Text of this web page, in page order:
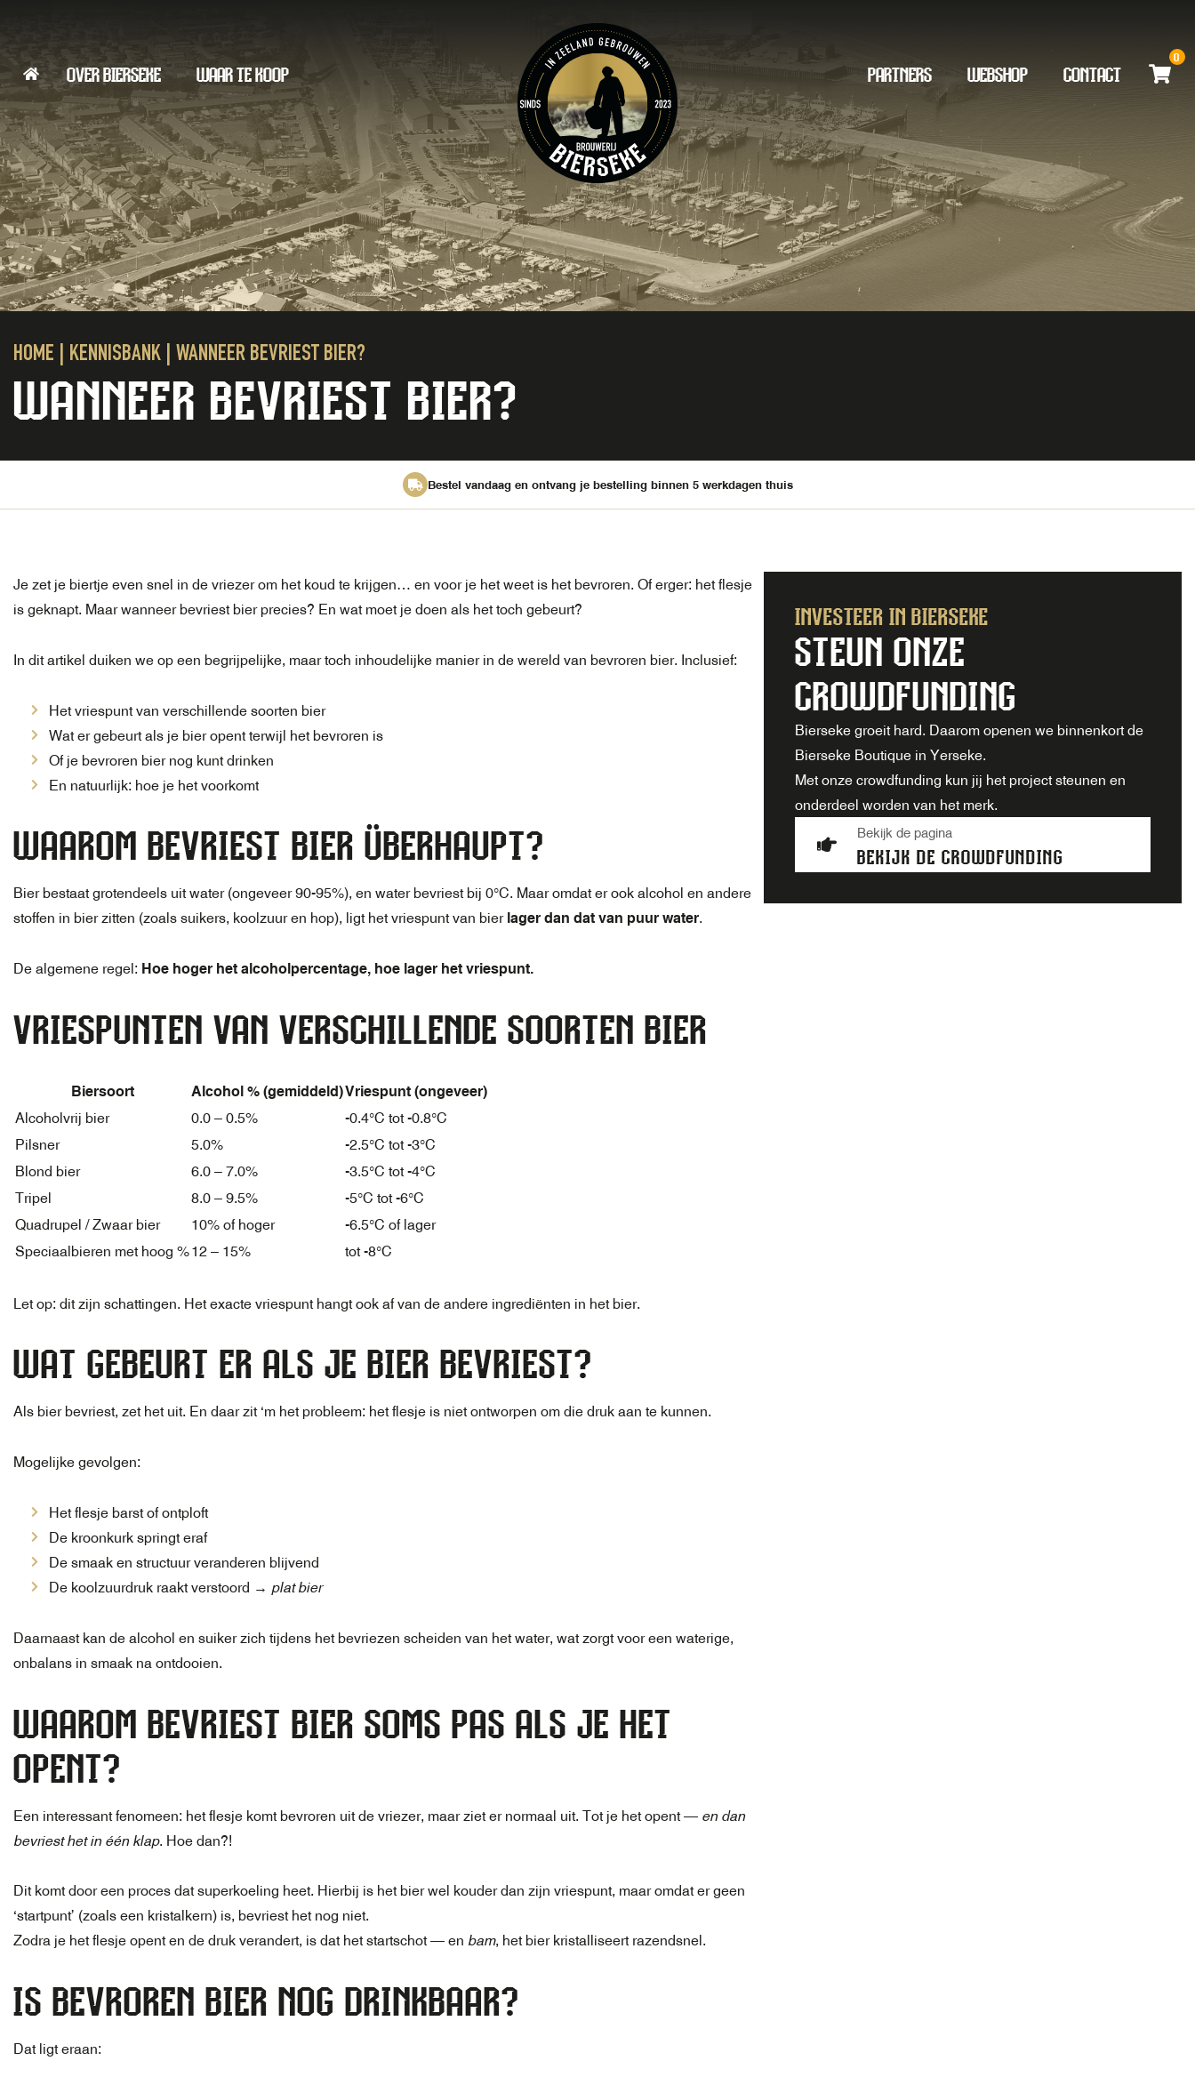
OVER BIERSEKE WAAR TE KOOP PARTNERS WEBSHOP CONTACT
0
HOME KENNISBANK WANNEER BEVRIEST BIER?
WANNEER BEVRIEST BIER?
Bestel vandaag en ontvang je bestelling binnen 5 werkdagen thuis
Je zet je biertje even snel in de vriezer om het koud te krijgen… en voor je het weet is het bevroren. Of erger: het flesje
is geknapt. Maar wanneer bevriest bier precies? En wat moet je doen als het toch gebeurt?
In dit artikel duiken we op een begrijpelijke, maar toch inhoudelijke manier in de wereld van bevroren bier. Inclusief:
Het vriespunt van verschillende soorten bier
Wat er gebeurt als je bier opent terwijl het bevroren is
Of je bevroren bier nog kunt drinken
En natuurlijk: hoe je het voorkomt
WAAROM BEVRIEST BIER ÜBERHAUPT?
Bier bestaat grotendeels uit water (ongeveer 90-95%), en water bevriest bij 0°C. Maar omdat er ook alcohol en andere
stoffen in bier zitten (zoals suikers, koolzuur en hop), ligt het vriespunt van bier lager dan dat van puur water.
De algemene regel: Hoe hoger het alcoholpercentage, hoe lager het vriespunt.
VRIESPUNTEN VAN VERSCHILLENDE SOORTEN BIER
Biersoort Alcohol % (gemiddeld)Vriespunt (ongeveer)
Alcoholvrij bier
0.0 – 0.5%
-0.4°C tot -0.8°C
Pilsner
5.0%
-2.5°C tot -3°C
Blond bier
6.0 – 7.0%
-3.5°C tot -4°C
Tripel
8.0 – 9.5%
-5°C tot -6°C
Quadrupel / Zwaar bier
10% of hoger
-6.5°C of lager
Speciaalbieren met hoog %12 – 15% tot -8°C
Let op: dit zijn schattingen. Het exacte vriespunt hangt ook af van de andere ingrediënten in het bier.
WAT GEBEURT ER ALS JE BIER BEVRIEST?
Als bier bevriest, zet het uit. En daar zit ‘m het probleem: het flesje is niet ontworpen om die druk aan te kunnen.
Mogelijke gevolgen:
Het flesje barst of ontploft
De kroonkurk springt eraf
De smaak en structuur veranderen blijvend
De koolzuurdruk raakt verstoord → plat bier
Daarnaast kan de alcohol en suiker zich tijdens het bevriezen scheiden van het water, wat zorgt voor een waterige,
onbalans in smaak na ontdooien.
WAAROM BEVRIEST BIER SOMS PAS ALS JE HET
OPENT?
Een interessant fenomeen: het flesje komt bevroren uit de vriezer, maar ziet er normaal uit. Tot je het opent — en dan
bevriest het in één klap. Hoe dan?!
Dit komt door een proces dat superkoeling heet. Hierbij is het bier wel kouder dan zijn vriespunt, maar omdat er geen
‘startpunt’ (zoals een kristalkern) is, bevriest het nog niet.
Zodra je het flesje opent en de druk verandert, is dat het startschot — en bam, het bier kristalliseert razendsnel.
IS BEVROREN BIER NOG DRINKBAAR?
Dat ligt eraan:
INVESTEER IN BIERSEKE
STEUN ONZE
CROWDFUNDING
Bierseke groeit hard. Daarom openen we binnenkort de
Bierseke Boutique in Yerseke.
Met onze crowdfunding kun jij het project steunen en
onderdeel worden van het merk.
Bekijk de pagina
BEKIJK DE CROWDFUNDING